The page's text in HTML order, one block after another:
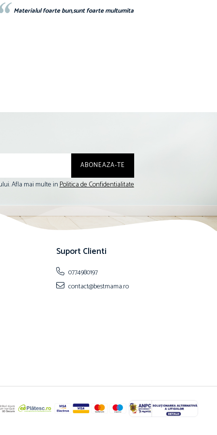
Materialul foarte bun,sunt foarte multumita
Afla mai multe inPolitica de Confidentialitate
Suport Clienti
0774980197
contact@bestmama.ro